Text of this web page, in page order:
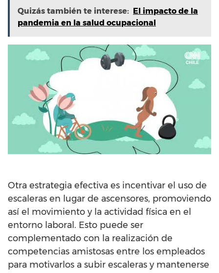
Quizás también te interese:
El impacto de la
pandemia en la salud ocupacional
Otra estrategia efectiva es incentivar el uso de
escaleras en lugar de ascensores, promoviendo
así el movimiento y la actividad física en el
entorno laboral. Esto puede ser
complementado con la realización de
competencias amistosas entre los empleados
para motivarlos a subir escaleras y mantenerse